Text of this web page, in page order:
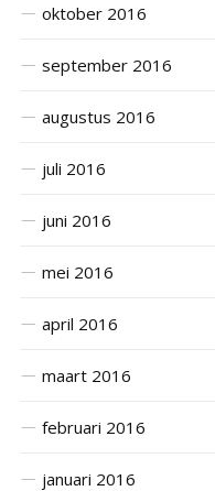
oktober 2016
september 2016
augustus 2016
juli 2016
juni 2016
mei 2016
april 2016
maart 2016
februari 2016
januari 2016